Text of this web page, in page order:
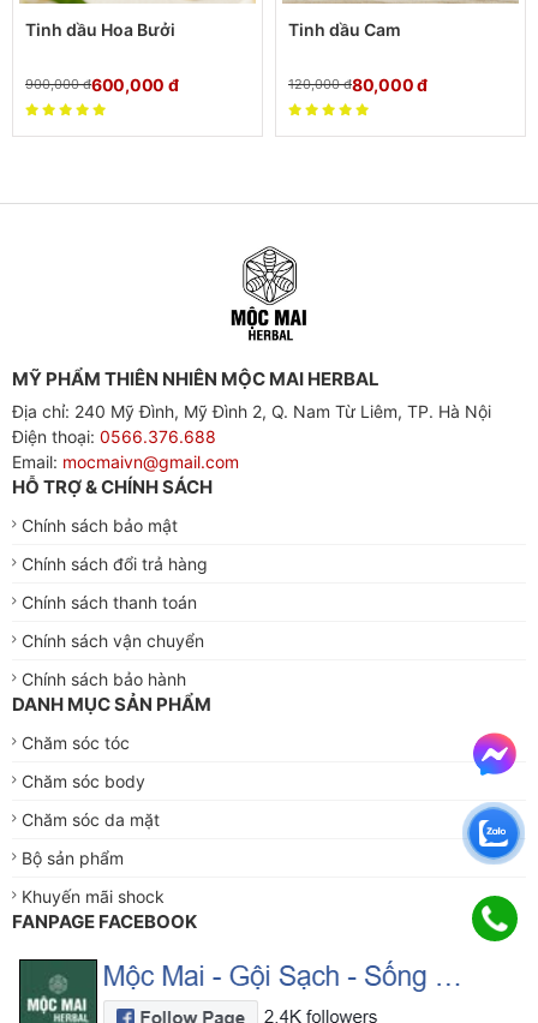
Tinh dầu Hoa Bưởi
600,000 đ
900,000đ
Tinh dầu Cam
80,000đ
120,000đ
MỸ PHẨM THIÊN NHIÊN MỘC MAI HERBAL
Địa chỉ: 240 Mỹ Đình, Mỹ Đình 2, Q. Nam Từ Liêm, TP. Hà Nội
Điện thoại: 0566.376.688
Email: mocmaivn@gmail.com
HỖ TRỢ & CHÍNH SÁCH
Chính sách bảo mật
Chính sách đổi trả hàng
Chính sách thanh toán
Chính sách vận chuyển
Chính sách bảo hành
DANH MỤC SẢN PHẨM
Chăm sóc tóc
Chăm sóc body
Chăm sóc da mặt
Bộ sản phẩm
Khuyến mãi shock
FANPAGE FACEBOOK